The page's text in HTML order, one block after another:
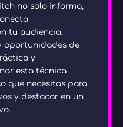
no solo informa,
tu audiencia,
oportunidades de
y
esta técnica
que necesitas para
y destacar en un